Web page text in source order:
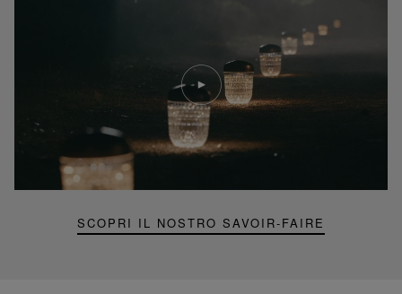
SCOPRI IL NOSTRO SAVOIR-FAIRE
Riproduci
video
Video
YouTube,
lampada
portatile
mini